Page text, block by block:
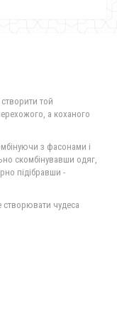
розміру
той
а коханого
з фасонами і
скомбінувавши одяг,
підібравши -
створювати чудеса